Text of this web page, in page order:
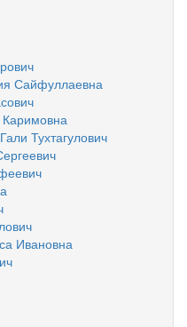
Сайфуллаевна
Тухтагулович
Ивановна